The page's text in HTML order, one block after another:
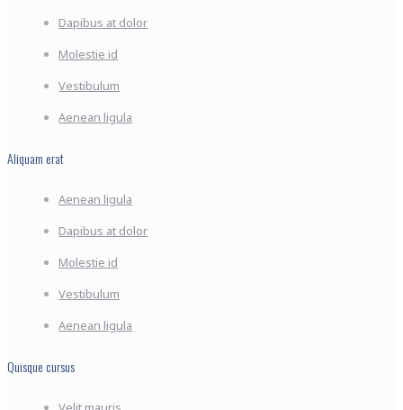
Dapibus at dolor
Molestie id
Vestibulum
Aenean ligula
Aliquam erat
Aenean ligula
Dapibus at dolor
Molestie id
Vestibulum
Aenean ligula
Quisque cursus